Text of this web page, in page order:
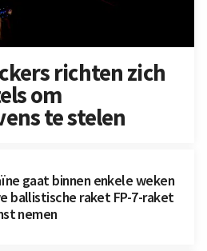
richten zich
om
te stelen
gaat binnen enkele weken
ballistische raket FP-7-raket
nemen